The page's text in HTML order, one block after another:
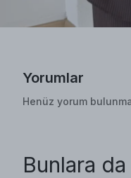
Yorumlar
Henüz yorum
Bunlara da